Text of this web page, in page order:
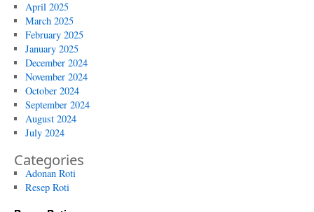
April 2025
March 2025
February 2025
January 2025
December 2024
November 2024
October 2024
September 2024
August 2024
July 2024
Categories
Adonan Roti
Resep Roti